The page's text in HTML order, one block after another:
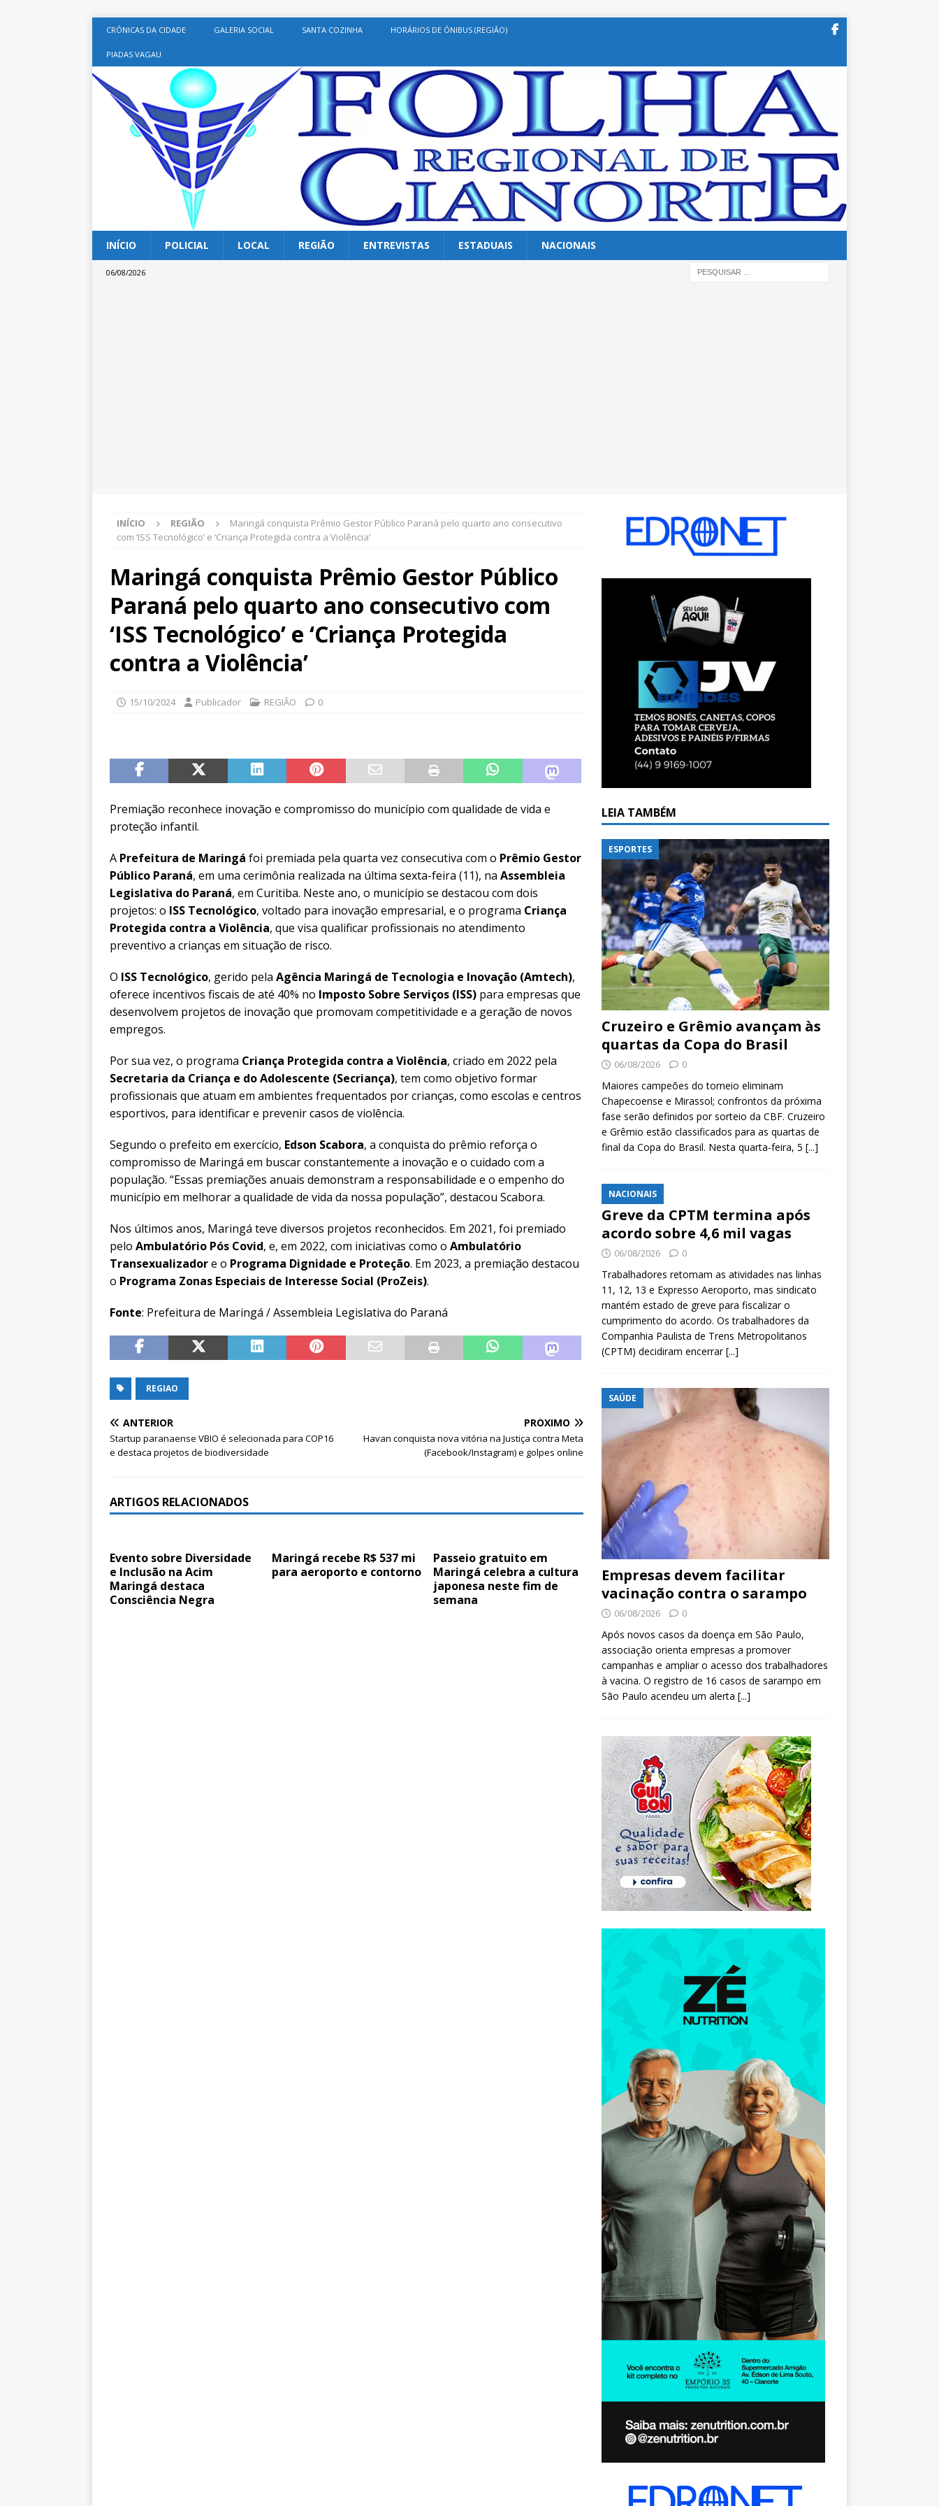
CRÔNICAS DA CIDADE GALERIA SOCIAL SANTA COZINHA HORÁRIOS DE ÔNIBUS (REGIÃO)
PIADAS VAGAU
INÍCIO POLICIAL LOCAL REGIÃO ENTREVISTAS ESTADUAIS NACIONAIS
06/08/2026
INÍCIO REGIÃO
Maringá conquista Prêmio Gestor Público Paraná pelo quarto ano consecutivo
com ‘ISS Tecnológico’ e ‘Criança Protegida contra a Violência’
Maringá conquista Prêmio Gestor Público
Paraná pelo quarto ano consecutivo com
‘ISS Tecnológico’ e ‘Criança Protegida
contra a Violência’
15/10/2024 Publicador REGIÃO 0
Premiação reconhece inovação e compromisso do município com qualidade de vida e
proteção infantil.
A Prefeitura de Maringá foi premiada pela quarta vez consecutiva com o Prêmio Gestor
Público Paraná, em uma cerimônia realizada na última sexta-feira (11), na Assembleia
Legislativa do Paraná, em Curitiba. Neste ano, o município se destacou com dois
projetos: o ISS Tecnológico, voltado para inovação empresarial, e o programa Criança
Protegida contra a Violência, que visa qualificar profissionais no atendimento
preventivo a crianças em situação de risco.
O ISS Tecnológico, gerido pela Agência Maringá de Tecnologia e Inovação (Amtech),
oferece incentivos fiscais de até 40% no Imposto Sobre Serviços (ISS) para empresas que
desenvolvem projetos de inovação que promovam competitividade e a geração de novos
empregos.
Por sua vez, o programa Criança Protegida contra a Violência, criado em 2022 pela
Secretaria da Criança e do Adolescente (Secriança), tem como objetivo formar
profissionais que atuam em ambientes frequentados por crianças, como escolas e centros
esportivos, para identificar e prevenir casos de violência.
Segundo o prefeito em exercício, Edson Scabora, a conquista do prêmio reforça o
compromisso de Maringá em buscar constantemente a inovação e o cuidado com a
população. “Essas premiações anuais demonstram a responsabilidade e o empenho do
município em melhorar a qualidade de vida da nossa população”, destacou Scabora.
Nos últimos anos, Maringá teve diversos projetos reconhecidos. Em 2021, foi premiado
pelo Ambulatório Pós Covid, e, em 2022, com iniciativas como o Ambulatório
Transexualizadore o Programa Dignidade e Proteção. Em 2023, a premiação destacou
o Programa Zonas Especiais de Interesse Social (ProZeis).
Fonte: Prefeitura de Maringá / Assembleia Legislativa do Paraná
REGIAO
ANTERIOR
Startup paranaense VBIO é selecionada para COP16
e destaca projetos de biodiversidade
PRÓXIMO
Havan conquista nova vitória na Justiça contra Meta
(Facebook/Instagram) e golpes online
ARTIGOS RELACIONADOS
Evento sobre Diversidade
e Inclusão na Acim
Maringá destaca
Consciência Negra
Maringá recebe R$ 537 mi
para aeroporto e contorno
Passeio gratuito em
Maringá celebra a cultura
japonesa neste fim de
semana
LEIA TAMBÉM
ESPORTES
Cruzeiro e Grêmio avançam às
quartas da Copa do Brasil
06/08/2026 0
Maiores campeões do torneio eliminam
Chapecoense e Mirassol; confrontos da próxima
fase serão definidos por sorteio da CBF. Cruzeiro
e Grêmio estão classificados para as quartas de
final da Copa do Brasil. Nesta quarta-feira, 5 [...]
NACIONAIS
Greve da CPTM termina após
acordo sobre 4,6 mil vagas
06/08/2026 0
Trabalhadores retomam as atividades nas linhas
11, 12, 13 e Expresso Aeroporto, mas sindicato
mantém estado de greve para fiscalizar o
cumprimento do acordo. Os trabalhadores da
Companhia Paulista de Trens Metropolitanos
(CPTM) decidiram encerrar[...]
SAÚDE
Empresas devem facilitar
vacinação contra o sarampo
06/08/2026 0
Após novos casos da doença em São Paulo,
associação orienta empresas a promover
campanhas e ampliar o acesso dos trabalhadores
à vacina. O registro de 16 casos de sarampo em
São Paulo acendeu um alerta [...]